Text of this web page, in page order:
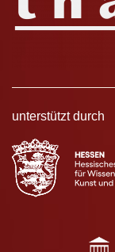
unterstützt durch